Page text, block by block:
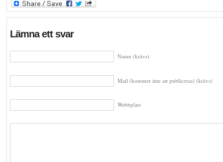
Lämna ett svar
Namn (krävs)
Mail (kommer inte att publiceras) (krävs)
Webbplats